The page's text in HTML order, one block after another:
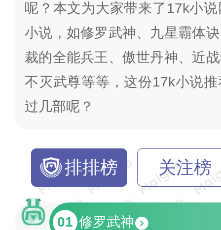
呢？本文为大家带来了17k小
小说，如修罗武神、九星霸体
裁的全能兵王、傲世丹神、近
不灭武尊等等，这份17k小说
过几部呢？
排排榜 关注榜
01 修罗武神